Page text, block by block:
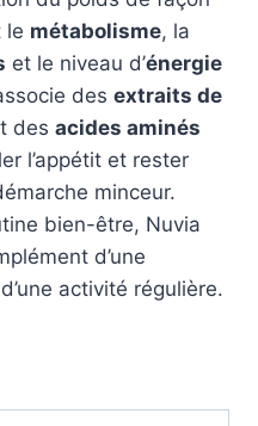
€.
le métabolisme, la
et le niveau d’énergie
des extraits de
des acides aminés
l’appétit et rester
minceur.
bien-être, Nuvia
d’une
activité régulière.